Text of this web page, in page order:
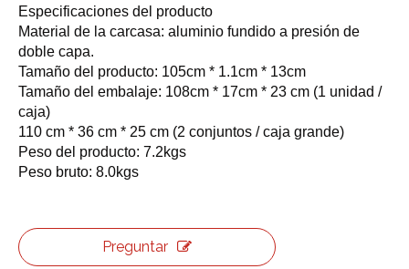
Especificaciones del producto
Material de la carcasa: aluminio fundido a presión de
doble capa.
Tamaño del producto: 105cm * 1.1cm * 13cm
Tamaño del embalaje: 108cm * 17cm * 23 cm (1 unidad /
caja)
110 cm * 36 cm * 25 cm (2 conjuntos / caja grande)
Peso del producto: 7.2kgs
Peso bruto: 8.0kgs
Preguntar